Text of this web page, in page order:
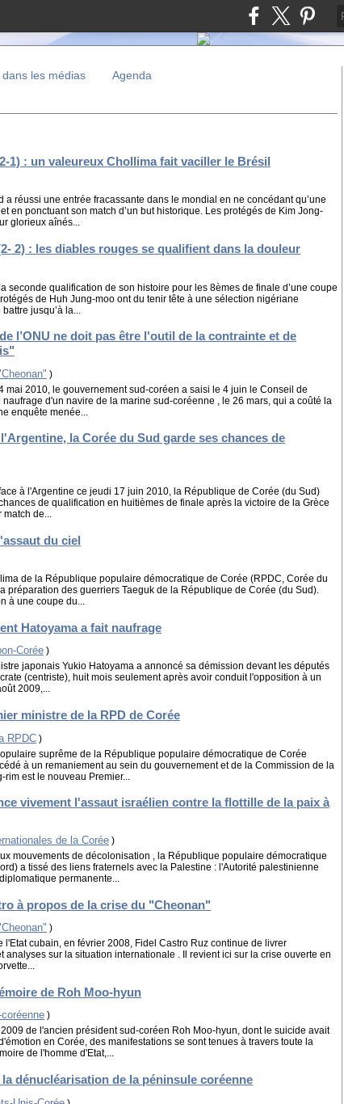
dans les médias Agenda
1) : un valeureux Chollima fait vaciller le Brésil
a réussi une entrée fracassante dans le mondial en ne concédant qu’une
en ponctuant son match d’un but historique. Les protégés de Kim Jong-
glorieux aînés...
2) : les diables rouges se qualifient dans la douleur
seconde qualification de son histoire pour les 8èmes de finale d’une coupe
de Huh Jung-moo ont du tenir tête à une sélection nigériane
jusqu’à la...
l’ONU ne doit pas être l'outil de la contrainte et de
)
mai 2010, le gouvernement sud-coréen a saisi le 4 juin le Conseil de
d'un navire de la marine sud-coréenne , le 26 mars, qui a coûté la
enquête menée...
la Corée du Sud garde ses chances de
à l'Argentine ce jeudi 17 juin 2010, la République de Corée (du Sud)
de qualification en huitièmes de finale après la victoire de la Grèce
match de...
du ciel
de la République populaire démocratique de Corée (RPDC, Corée du
préparation des guerriers Taeguk de la République de Corée (du Sud).
à une coupe du...
Hatoyama a fait naufrage
Corée )
japonais Yukio Hatoyama a annoncé sa démission devant les députés
(centriste), huit mois seulement après avoir conduit l'opposition à un
2009,...
ministre de la RPD de Corée
RPDC )
suprême de la République populaire démocratique de Corée
à un remaniement au sein du gouvernement et de la Commission de la
est le nouveau Premier...
vivement l'assaut israélien contre la flottille de la paix à
de la Corée )
mouvements de décolonisation , la République populaire démocratique
a tissé des liens fraternels avec la Palestine : l'Autorité palestinienne
permanente...
à propos de la crise du "Cheonan"
)
l'Etat cubain, en février 2008, Fidel Castro Ruz continue de livrer
analyses sur la situation internationale . Il revient ici sur la crise ouverte en
de Roh Moo-hyun
)
de l'ancien président sud-coréen Roh Moo-hyun, dont le suicide avait
en Corée, des manifestations se sont tenues à travers toute la
de l'homme d'Etat,...
dénucléarisation de la péninsule coréenne